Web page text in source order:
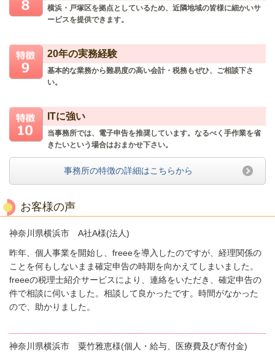
横浜・戸塚区を拠点としているため、近隣地域の皆様に細かいサ
ービスを提供できます。
20年の実務経験
基本的な業務から難易度の高い会計・税務もぜひ、ご相談下さ
い。
ITに強い
当事務所では、電子申告を推奨しています。なるべく手作業を省
きたいという場合はおまかせ下さい。
事務所の特徴の詳細はこちらから
お客様の声
神奈川県横浜市 A社A様(法人)
昨年、個人事業を開始し、freeeを導入したのですが、経理関係の
ことを何もしないまま確定申告の時期を向かえてしまいました。
freeeの税理士紹介サービスにより、連絡をいただき、確定申告の
件で相談に伺いました。相談して良かったです。時間がなかった
ので、助かりました。
神奈川県横浜市 粟竹雅恵様(個人・給与、医療費及び寄付金)